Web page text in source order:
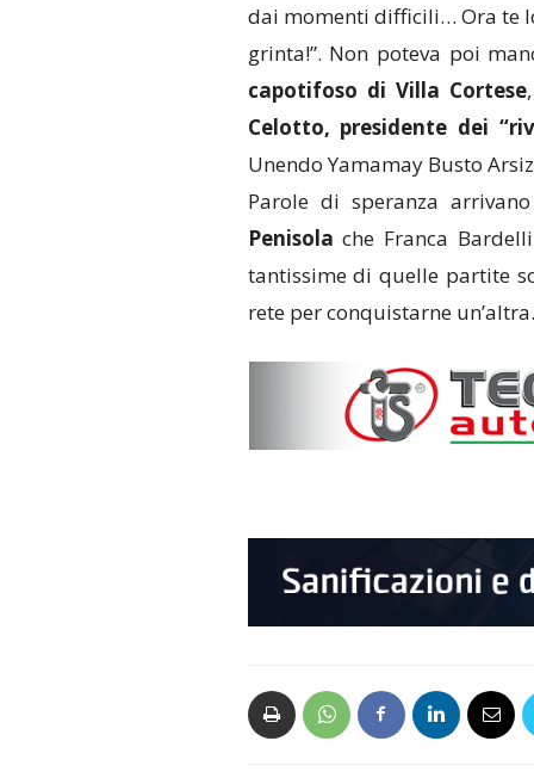
dai momenti difficili… Ora te
grinta!”. Non poteva poi
capotifoso di Villa Cortese
Celotto, presidente dei
Unendo Yamamay Busto
Parole di speranza
Penisola che Franca
tantissime di quelle partite
rete per conquistarne un’altra.